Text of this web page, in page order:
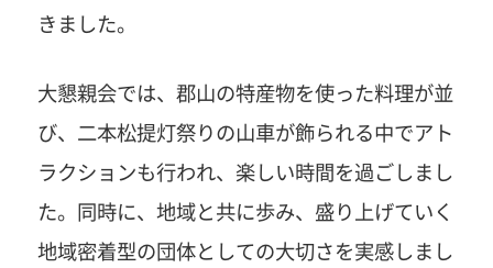
きました。
大懇親会では、郡山の特産物を使った料理が並
び、二本松提灯祭りの山車が飾られる中でアト
ラクションも行われ、楽しい時間を過ごしまし
た。同時に、地域と共に歩み、盛り上げていく
地域密着型の団体としての大切さを実感しまし